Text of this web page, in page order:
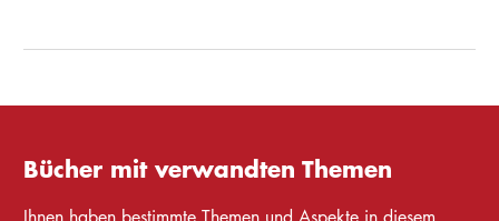
Bücher mit verwandten Themen